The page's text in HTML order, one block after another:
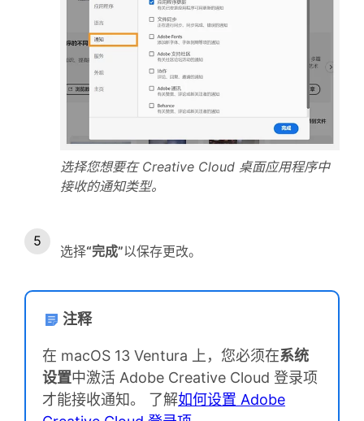
选择您想要在 Creative Cloud 桌面应用程序中
接收的通知类型。
选择“完成”以保存更改。
注释
在 macOS 13 Ventura 上，您必须在系统
设置中激活 Adobe Creative Cloud 登录项
才能接收通知。 了解如何设置 Adobe